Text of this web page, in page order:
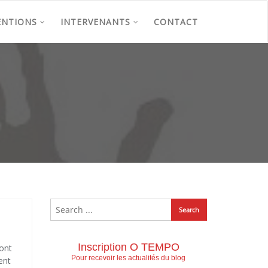
INTERVENANTS CONTACT
Inscription O TEMPO
Pour recevoir les actualités du blog